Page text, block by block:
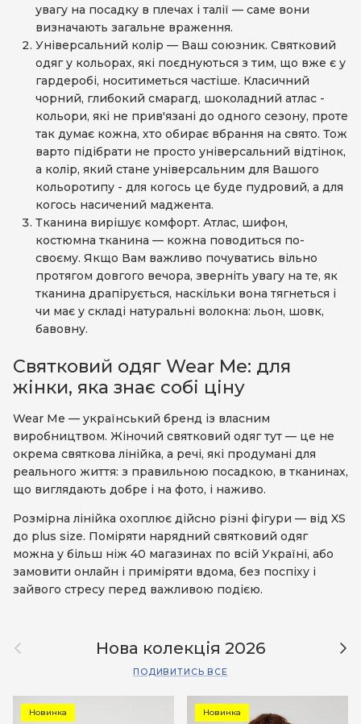
увагу на посадку в плечах і талії — саме вони
визначають загальне враження.
Універсальний колір — Ваш союзник. Святковий
одяг у кольорах, які поєднуються з тим, що вже є у
гардеробі, носитиметься частіше. Класичний
чорний, глибокий смарагд, шоколадний атлас -
кольори, які не прив'язані до одного сезону, проте
так думає кожна, хто обирає вбрання на свято. Тож
варто підібрати не просто універсальний відтінок,
а колір, який стане універсальним для Вашого
кольоротипу - для когось це буде пудровий, а для
когось насичений маджента.
Тканина вирішує комфорт. Атлас, шифон,
костюмна тканина — кожна поводиться по-
своєму. Якщо Вам важливо почуватись вільно
протягом довгого вечора, зверніть увагу на те, як
тканина драпірується, наскільки вона тягнеться і
чи має у складі натуральні волокна: льон, шовк,
бавовну.
Святковий одяг Wear Me: для
жінки, яка знає собі ціну
Wear Me — український бренд із власним
виробництвом. Жіночий святковий одяг тут — це не
окрема святкова лінійка, а речі, які продумані для
реального життя: з правильною посадкою, в тканинах,
що виглядають добре і на фото, і наживо.
Розмірна лінійка охоплює дійсно різні фігури — від XS
до plus size. Поміряти нарядний святковий одяг
можна у більш ніж 40 магазинах по всій Україні, або
замовити онлайн і приміряти вдома, без поспіху і
зайвого стресу перед важливою подією.
Назад Нова колекція 2026
ПОДИВИТИСЬ ВСЕ
Новинка Новинка